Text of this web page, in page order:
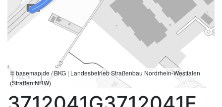
100 m
© basemap.de / BKG | Landesbetrieb Straßenbau Nordrhein-Westfalen
(Straßen.NRW)